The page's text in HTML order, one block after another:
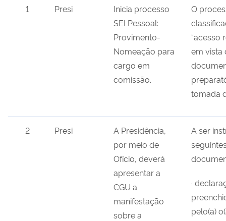
1 Presi
Inicia processo
SEI Pessoal:
Provimento-
Nomeação para
cargo em
comissão.
O
“acesso
em vista
tomada
2 Presi
A Presidência,
por meio de
Ofício, deverá
apresentar a
CGU a
manifestação
sobre a
A ser
·
pelo(a)